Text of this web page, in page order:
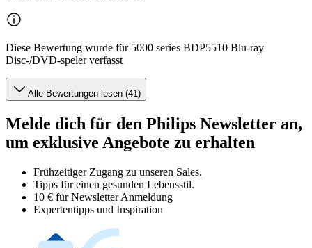
Diese Bewertung wurde für 5000 series BDP5510 Blu-ray
Disc-/DVD-speler verfasst
Alle Bewertungen lesen (41)
Melde dich für den Philips Newsletter an,
um exklusive Angebote zu erhalten
Frühzeitiger Zugang zu unseren Sales.
Tipps für einen gesunden Lebensstil.
10 € für Newsletter Anmeldung
Expertentipps und Inspiration